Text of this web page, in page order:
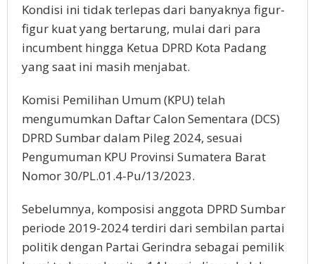
Kondisi ini tidak terlepas dari banyaknya figur-
figur kuat yang bertarung, mulai dari para
incumbent hingga Ketua DPRD Kota Padang
yang saat ini masih menjabat.
Komisi Pemilihan Umum (KPU) telah
mengumumkan Daftar Calon Sementara (DCS)
DPRD Sumbar dalam Pileg 2024, sesuai
Pengumuman KPU Provinsi Sumatera Barat
Nomor 30/PL.01.4-Pu/13/2023.
Sebelumnya, komposisi anggota DPRD Sumbar
periode 2019-2024 terdiri dari sembilan partai
politik dengan Partai Gerindra sebagai pemilik